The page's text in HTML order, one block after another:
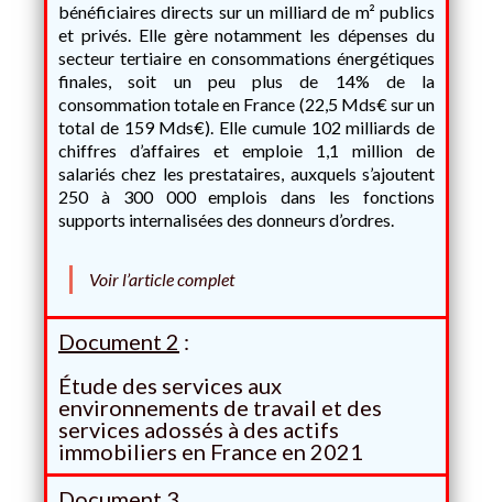
bénéficiaires directs sur un milliard de m² publics
et privés. Elle gère notamment les dépenses du
secteur tertiaire en consommations énergétiques
finales, soit un peu plus de 14% de la
consommation totale en France (22,5 Mds€ sur un
total de 159 Mds€). Elle cumule 102 milliards de
chiffres d’affaires et emploie 1,1 million de
salariés chez les prestataires, auxquels s’ajoutent
250 à 300 000 emplois dans les fonctions
supports internalisées des donneurs d’ordres.
Voir l’article complet
Document 2 :
Étude des services aux
environnements de travail et des
services adossés à des actifs
immobiliers en France en 2021